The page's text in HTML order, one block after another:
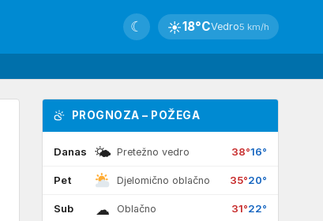
☀18°CVedro5 km/h
☾
PROGNOZA – POŽEGA
Danas 🌤 Pretežno vedro 38°16°
Pet Djelomično oblačno 35°20°
Sub ☁ Oblačno 31°22°